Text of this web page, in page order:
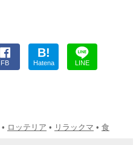
FB
B!
Hatena LINE
• ロッテリア • リラックマ • 食